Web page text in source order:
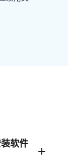
软件